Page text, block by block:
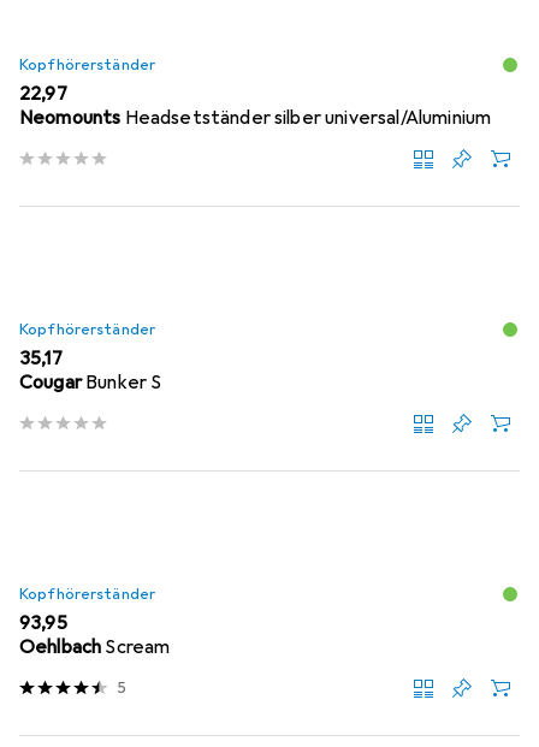
Kopfhörerständer
EUR
22,97
Neomounts Headsetständer silber universal/Aluminium
Kopfhörerständer
EUR
35,17
Cougar Bunker S
Kopfhörerständer
EUR
93,95
Oehlbach Scream
5